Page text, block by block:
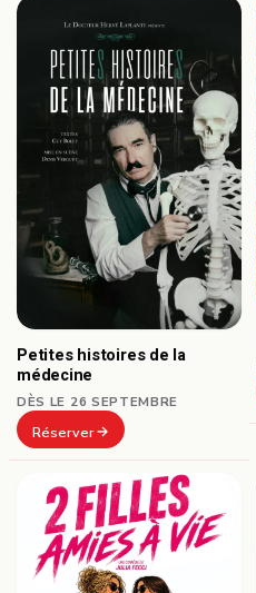
Petites histoires de la
médecine
DÈS LE 26 SEPTEMBRE
Réserver